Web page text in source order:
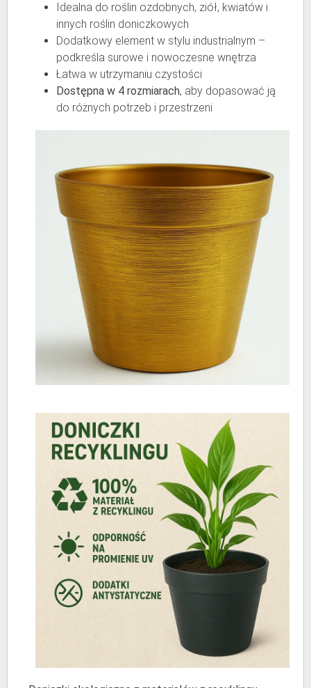
Idealna do roślin ozdobnych, ziół, kwiatów i
innych roślin doniczkowych
Dodatkowy element w stylu industrialnym –
podkreśla surowe i nowoczesne wnętrza
Łatwa w utrzymaniu czystości
Dostępna w 4 rozmiarach, aby dopasować ją
do różnych potrzeb i przestrzeni